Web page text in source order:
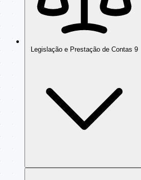
Legislação e Prestação de Contas 9